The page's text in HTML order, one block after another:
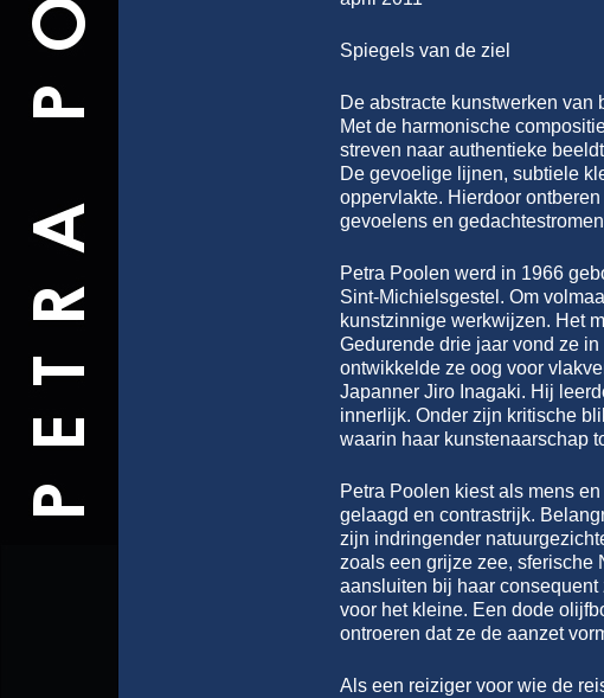
Spiegels van de ziel
De abstracte kunstwerken
Met de harmonische
streven naar authentieke
De gevoelige lijnen, subtiele
oppervlakte. Hierdoor
gevoelens en
Petra Poolen werd in 1966
Sint-Michielsgestel. Om
kunstzinnige werkwijzen. Het
Gedurende drie jaar vond ze
ontwikkelde ze oog voor
Japanner Jiro Inagaki. Hij
innerlijk. Onder zijn kritische
waarin haar kunstenaarschap
Petra Poolen kiest als mens
gelaagd en contrastrijk.
zijn indringender
zoals een grijze zee, sferische
aansluiten bij haar
voor het kleine. Een dode
ontroeren dat ze de aanzet
Als een reiziger voor wie de